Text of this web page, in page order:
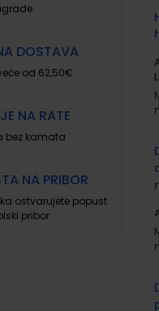
DOSTAVA
od 62,50€
NA RATE
bez kamata
NA PRIBOR
ostvarujete popust
pribor